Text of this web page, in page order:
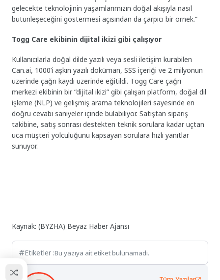
gelecekte teknolojinin yaşamlarımızın doğal akışıyla nasıl
bütünleşeceğini göstermesi açısından da çarpıcı bir örnek.”
Togg Care ekibinin dijital ikizi gibi çalışıyor
Kullanıcılarla doğal dilde yazılı veya sesli iletişim kurabilen
Can.ai, 1000’i aşkın yazılı doküman, SSS içeriği ve 2 milyonun
üzerinde çağrı kaydı üzerinde eğitildi. Togg Care çağrı
merkezi ekibinin bir “dijital ikizi” gibi çalışan platform, doğal dil
işleme (NLP) ve gelişmiş arama teknolojileri sayesinde en
doğru cevabı saniyeler içinde bulabiliyor. Satıştan sipariş
takibine, satış sonrası destekten teknik sorulara kadar uçtan
uca müşteri yolculuğunu kapsayan sorulara hızlı yanıtlar
sunuyor.
Kaynak: (BYZHA) Beyaz Haber Ajansı
Etiketler :Bu yazıya ait etiket bulunamadı.